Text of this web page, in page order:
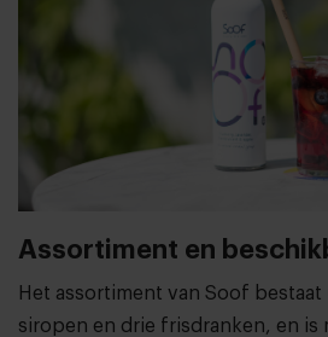
Assortiment en
Het assortiment van Soof
siropen en drie frisdranken, en is